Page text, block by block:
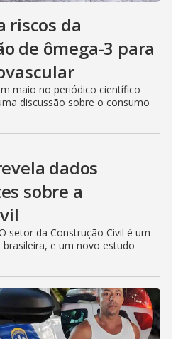
riscos da
de ômega-3 para
maio no periódico científico
discussão sobre o consumo
dados
sobre a
setor da Construção Civil é um
e um novo estudo